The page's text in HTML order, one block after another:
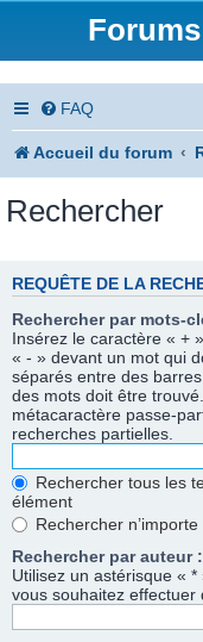
FAQ
Accueil du forum
Rechercher
REQUÊTE DE LA
Rechercher par mots-
Insérez le caractère « +
« - » devant un mot qui
séparés entre des
des mots doit être
métacaractère passe-
recherches partielles.
Rechercher tous les
élément
Rechercher
Rechercher par auteur :
Utilisez un astérisque «
vous souhaitez effectuer